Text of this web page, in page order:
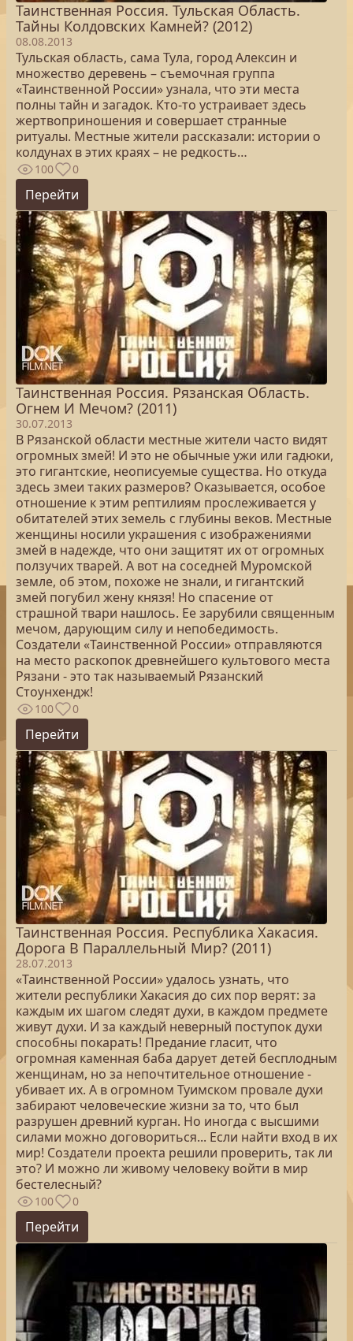
Таинственная Россия. Тульская Область.
Тайны Колдовских Камней? (2012)
08.08.2013
Тульская область, сама Тула, город Алексин и
множество деревень – съемочная группа
«Таинственной России» узнала, что эти места
полны тайн и загадок. Кто-то устраивает здесь
жертвоприношения и совершает странные
ритуалы. Местные жители рассказали: истории о
колдунах в этих краях – не редкость…
100 0
Перейти
Таинственная Россия. Рязанская Область.
Огнем И Мечом? (2011)
30.07.2013
В Рязанской области местные жители часто видят
огромных змей! И это не обычные ужи или гадюки,
это гигантские, неописуемые существа. Но откуда
здесь змеи таких размеров? Оказывается, особое
отношение к этим рептилиям прослеживается у
обитателей этих земель с глубины веков. Местные
женщины носили украшения с изображениями
змей в надежде, что они защитят их от огромных
ползучих тварей. А вот на соседней Муромской
земле, об этом, похоже не знали, и гигантский
змей погубил жену князя! Но спасение от
страшной твари нашлось. Ее зарубили священным
мечом, дарующим силу и непобедимость.
Создатели «Таинственной России» отправляются
на место раскопок древнейшего культового места
Рязани - это так называемый Рязанский
Стоунхендж!
100 0
Перейти
Таинственная Россия. Республика Хакасия.
Дорога В Параллельный Мир? (2011)
28.07.2013
«Таинственной России» удалось узнать, что
жители республики Хакасия до сих пор верят: за
каждым их шагом следят духи, в каждом предмете
живут духи. И за каждый неверный поступок духи
способны покарать! Предание гласит, что
огромная каменная баба дарует детей бесплодным
женщинам, но за непочтительное отношение -
убивает их. А в огромном Туимском провале духи
забирают человеческие жизни за то, что был
разрушен древний курган. Но иногда с высшими
силами можно договориться... Если найти вход в их
мир! Создатели проекта решили проверить, так ли
это? И можно ли живому человеку войти в мир
бестелесный?
100 0
Перейти